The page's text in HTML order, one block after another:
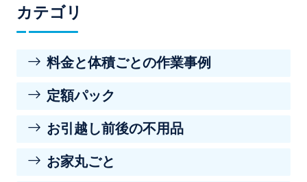
カテゴリ
料金と体積ごとの作業事例
定額パック
お引越し前後の不用品
お家丸ごと